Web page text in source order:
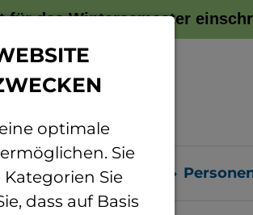
für das Wintersemester
Personenverzeichnis
optimale
Sie
Sie
dass auf Basis